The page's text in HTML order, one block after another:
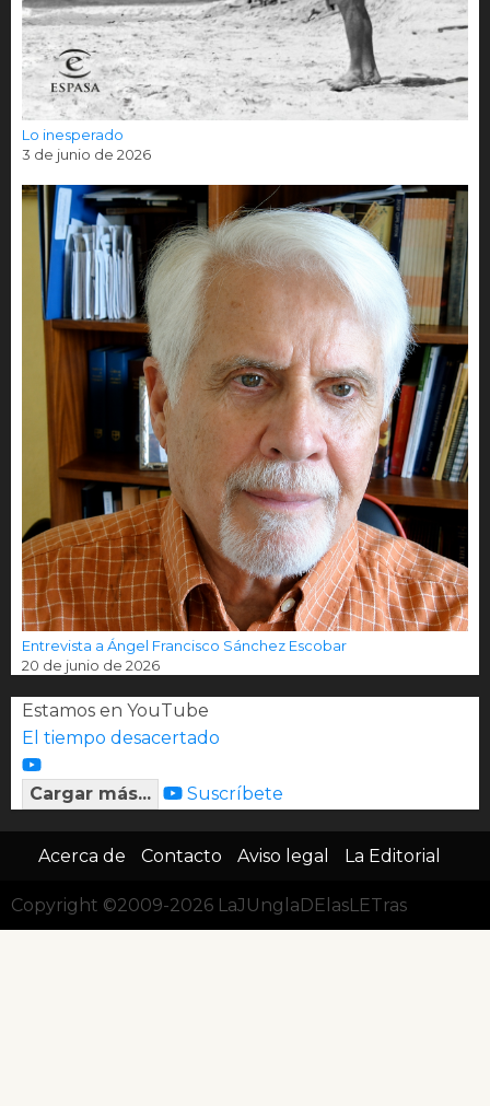
Lo inesperado
3 de junio de 2026
Entrevista a Ángel Francisco Sánchez Escobar
20 de junio de 2026
Estamos en YouTube
El tiempo desacertado
Cargar más... Suscríbete
Acerca de Contacto Aviso legal La Editorial
Copyright ©2009-2026 LaJUnglaDElasLETras